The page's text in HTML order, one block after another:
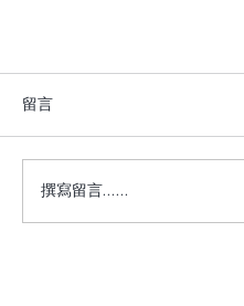
留言
撰寫留言......